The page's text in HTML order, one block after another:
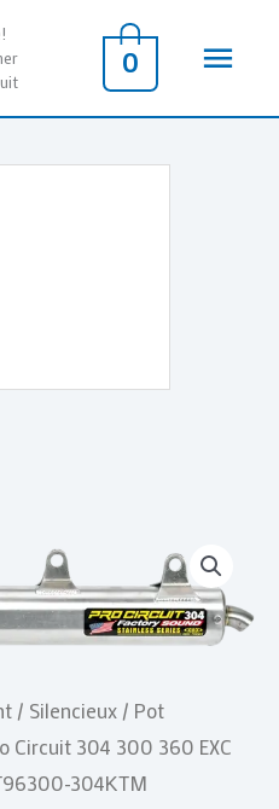
0
/ Silencieux / Pot
Circuit 304 300 360 EXC
304KTM
Le
prix
actuel
est :